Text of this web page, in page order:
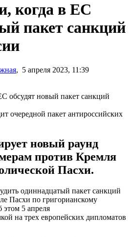
когда в ЕС
пакет санкций
, 5 апреля 2023, 11:39
очередной пакет антироссийских
новый раунд
против Кремля
Пасхи.
одиннадцатый пакет санкций
Пасхи по григорианскому
этом 5 апреля
на трех европейских дипломатов